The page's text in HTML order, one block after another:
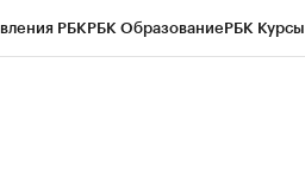
РБКРБК ОбразованиеРБК Курсы